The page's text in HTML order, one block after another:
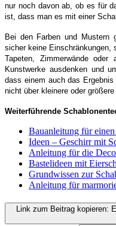
nur noch davon ab, ob es für
ist, dass man es mit einer
Bei den Farben und Mustern
sicher keine
Tapeten, Zimmerwände
Kunstwerke ausdenken und
dass einem auch das
nicht über kleinere oder größere
Weiterführende
Bauanleitung für
Ideen – Geschirr mit
Anleitung für die
Bastelideen mit
Grundwissen zur
Anleitung für
Link zum Beitrag kopieren: